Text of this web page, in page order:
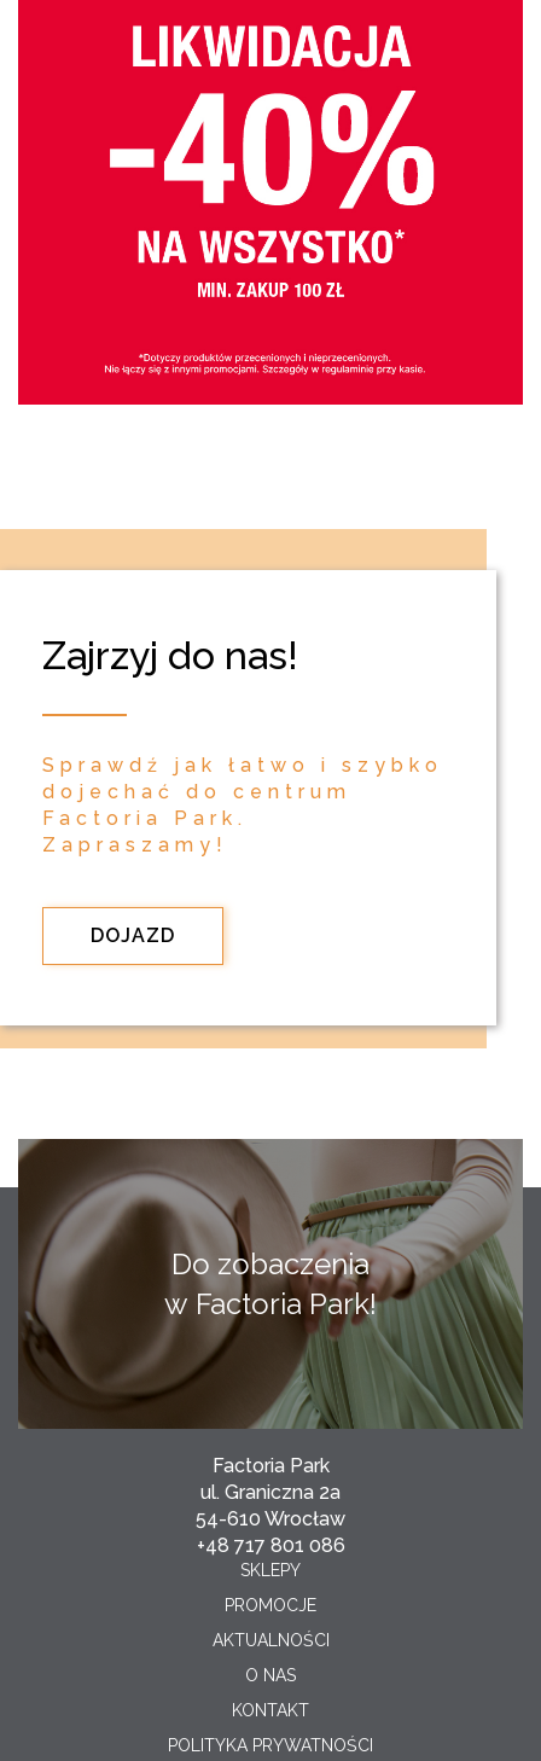
Zajrzyj do nas!
Sprawdź jak łatwo i szybko
dojechać do centrum
Factoria Park.
Zapraszamy!
DOJAZD
Do zobaczenia
w Factoria Park!
Factoria Park
ul. Graniczna 2a
54-610 Wrocław
+48 717 801 086
SKLEPY
PROMOCJE
AKTUALNOŚCI
O NAS
KONTAKT
POLITYKA PRYWATNOŚCI